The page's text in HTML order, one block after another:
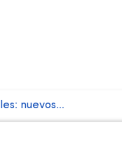
nuevos…